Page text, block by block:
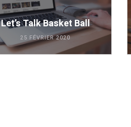
Let’s Talk Basket Ball
25 FÉVRIER 2020